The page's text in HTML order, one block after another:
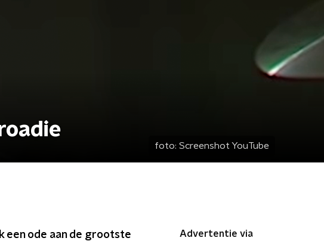
foto: Screenshot YouTube
een ode aan de grootste
Advertentie via